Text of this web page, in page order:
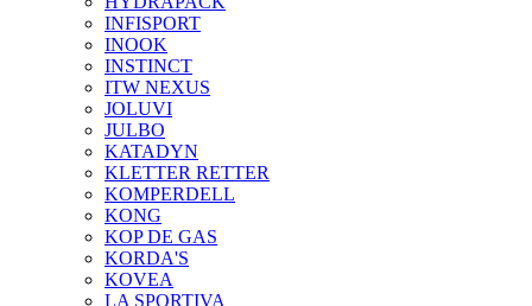
INFISPORT
INOOK
INSTINCT
ITW NEXUS
JOLUVI
JULBO
KATADYN
KLETTER RETTER
KOMPERDELL
KONG
KOP DE GAS
KORDA'S
KOVEA
LA SPORTIVA